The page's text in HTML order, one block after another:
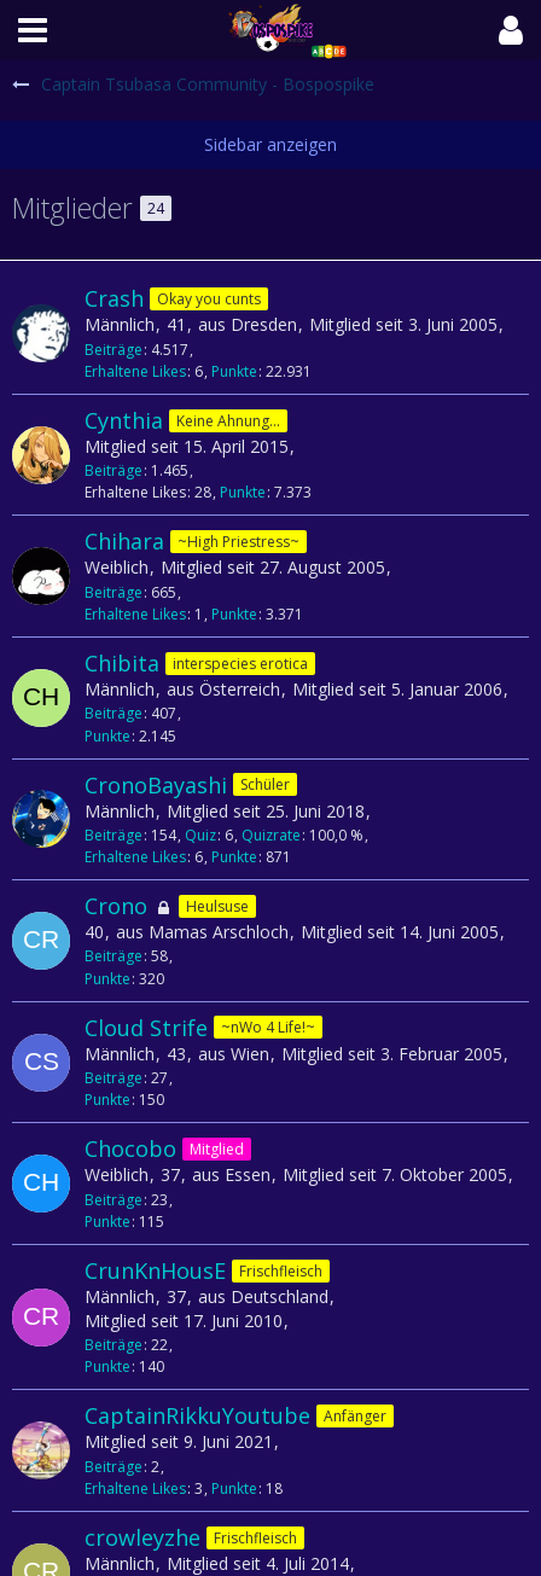
Captain Tsubasa Community - Bospospike
Mitglieder 24
Crash Okay you cunts
Männlich 41 aus Dresden Mitglied seit 3. Juni 2005
Beiträge 4.517
Erhaltene Likes 6 Punkte 22.931
Cynthia Keine Ahnung...
Mitglied seit 15. April 2015
Beiträge 1.465
Erhaltene Likes 28 Punkte 7.373
Chihara ~High Priestress~
Weiblich Mitglied seit 27. August 2005
Beiträge 665
Erhaltene Likes 1 Punkte 3.371
Chibita interspecies erotica
Männlich aus Österreich Mitglied seit 5. Januar 2006
Beiträge 407
Punkte 2.145
CronoBayashi Schüler
Männlich Mitglied seit 25. Juni 2018
Beiträge 154 Quiz 6 Quizrate 100,0 %
Erhaltene Likes 6 Punkte 871
Crono Heulsuse
40 aus Mamas Arschloch Mitglied seit 14. Juni 2005
Beiträge 58
Punkte 320
Cloud Strife ~nWo 4 Life!~
Männlich 43 aus Wien Mitglied seit 3. Februar 2005
Beiträge 27
Punkte 150
Chocobo Mitglied
Weiblich 37 aus Essen Mitglied seit 7. Oktober 2005
Beiträge 23
Punkte 115
CrunKnHousE Frischfleisch
Männlich 37 aus Deutschland
Mitglied seit 17. Juni 2010
Beiträge 22
Punkte 140
CaptainRikkuYoutube Anfänger
Mitglied seit 9. Juni 2021
Beiträge 2
Erhaltene Likes 3 Punkte 18
crowleyzhe Frischfleisch
Männlich Mitglied seit 4. Juli 2014